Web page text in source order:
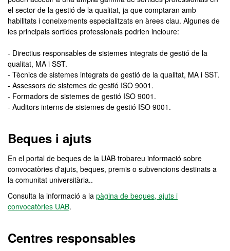
el sector de la gestió de la qualitat, ja que comptaran amb
habilitats i coneixements especialitzats en àrees clau. Algunes de
les principals sortides professionals podrien incloure:
- Directius responsables de sistemes integrats de gestió de la
qualitat, MA i SST.
- Tècnics de sistemes integrats de gestió de la qualitat, MA i SST.
- Assessors de sistemes de gestió ISO 9001.
- Formadors de sistemes de gestió ISO 9001.
- Auditors interns de sistemes de gestió ISO 9001.
Beques i ajuts
En el portal de beques de la UAB trobareu informació sobre
convocatòries d'ajuts, beques, premis o subvencions destinats a
la comunitat universitària..
Consulta la informació a la pàgina de beques, ajuts i
convocatòries UAB.
Centres responsables